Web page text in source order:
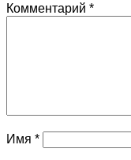
Комментарий *
Имя *